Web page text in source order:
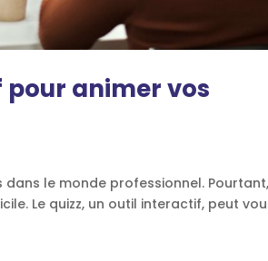
pour animer vos
le monde professionnel.
Le quizz, un outil interactif, peut